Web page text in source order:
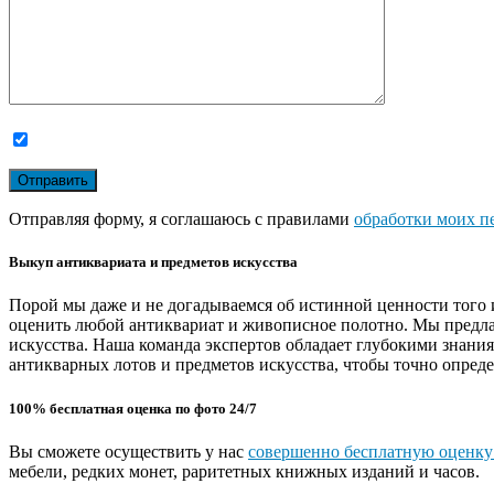
Отправляя форму, я соглашаюсь с правилами обработки моих
Выкуп антиквариата и предметов искусства
Порой мы даже и не догадываемся об истинной ценности
оценить любой антиквариат и живописное полотно. Мы
искусства. Наша команда экспертов обладает глубокими
антикварных лотов и предметов искусства, чтобы точно
100% бесплатная оценка по фото 24/7
Вы сможете осуществить у нас совершенно бесплатную
мебели, редких монет, раритетных книжных изданий и часов.